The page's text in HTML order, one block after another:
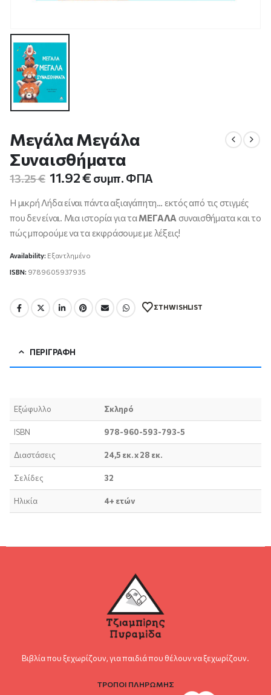
Μεγάλα Μεγάλα
Συναισθήματα
13.25€ Original
was:
13.25 €.
11.92€Η
τρέχουσα
τιμή
είναι:
11.92 €.
συμπ. ΦΠΑ
Η μικρή Λήδα είναι πάντα αξιαγάπητη… εκτός από τις στιγμές
που δεν είναι. Μια ιστορία για ταΜΕΓΑΛΑ συναισθήματα και το
πώς μπορούμε να τα εκφράσουμε με λέξεις!
Availability: Εξαντλημένο
ISBN: 9789605937935
ΣΤΗ WISHLIST
ΠΕΡΙΓΡΑΦΉ
Εξώφυλλο Σκληρό
ISBN 978-960-593-793-5
Διαστάσεις 24,5 εκ. x 28 εκ.
Σελίδες 32
Ηλικία 4+ ετών
Βιβλία που ξεχωρίζουν, για παιδιά που θέλουν να ξεχωρίζουν.
ΤΡΟΠΟΙ ΠΛΗΡΩΜΗΣ